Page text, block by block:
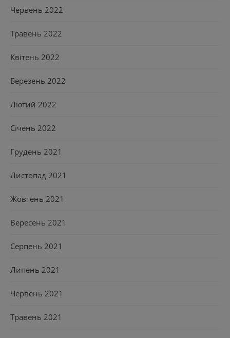
Червень 2022
Травень 2022
Квітень 2022
Березень 2022
Лютий 2022
Січень 2022
Грудень 2021
Листопад 2021
Жовтень 2021
Вересень 2021
Серпень 2021
Липень 2021
Червень 2021
Травень 2021